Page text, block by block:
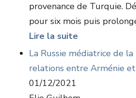
provenance de Turquie.
pour six mois puis
Lire la suite
La Russie médiatrice de
relations entre Arménie
01/12/2021